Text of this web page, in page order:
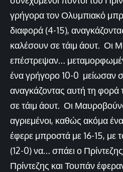
γρήγορα τον Ολυμπιακό
διαφορά (4-15),
καλέσουν σε τάιμ άουτ. Οι
επέστρεψαν…
ένα γρήγορο 10-0 μείωσαν
αναγκάζοντας αυτή τη φορά
σε τάιμ άουτ. Οι
αγριεμένοι, καθώς ακόμα
έφερε μπροστά με 16-15, με
(12-0) να… σπάει ο
Πρίντεζης και Τουπάν